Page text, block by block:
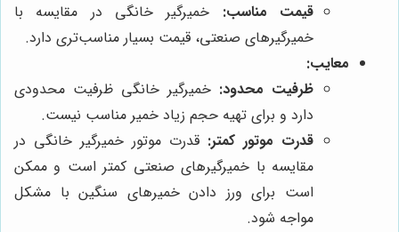
قیمت مناسب: خمیرگیر خانگی در مقایسه با
خمیرگیرهای صنعتی، قیمت بسیار مناسب‌تری دارد.
معایب:
ظرفیت محدود: خمیرگیر خانگی ظرفیت محدودی
دارد و برای تهیه حجم زیاد خمیر مناسب نیست.
قدرت موتور کمتر: قدرت موتور خمیرگیر خانگی در
مقایسه با خمیرگیرهای صنعتی کمتر است و ممکن
است برای ورز دادن خمیرهای سنگین با مشکل
مواجه شود.